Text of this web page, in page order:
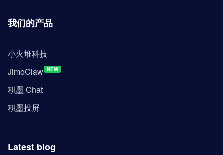
我们的产品
小火堆科技
JimoClaw NEW
积墨 Chat
积墨投屏
Latest blog